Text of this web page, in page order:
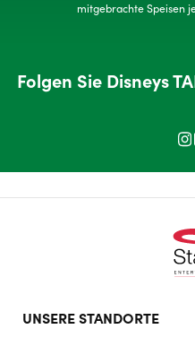
mitgebrachte Speisen
Folgen Sie Disneys
doormat
UNSERE STANDORTE